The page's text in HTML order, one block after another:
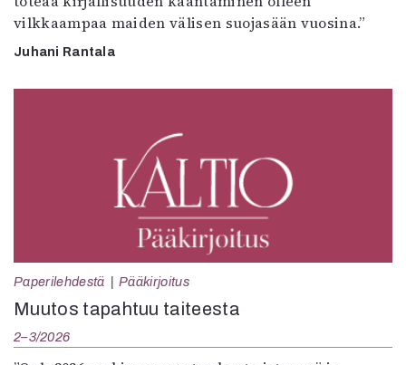
vilkkaampaa maiden välisen suojasään vuosina.”
Juhani Rantala
Paperilehdestä Pääkirjoitus
Muutos tapahtuu taiteesta
2–3/2026